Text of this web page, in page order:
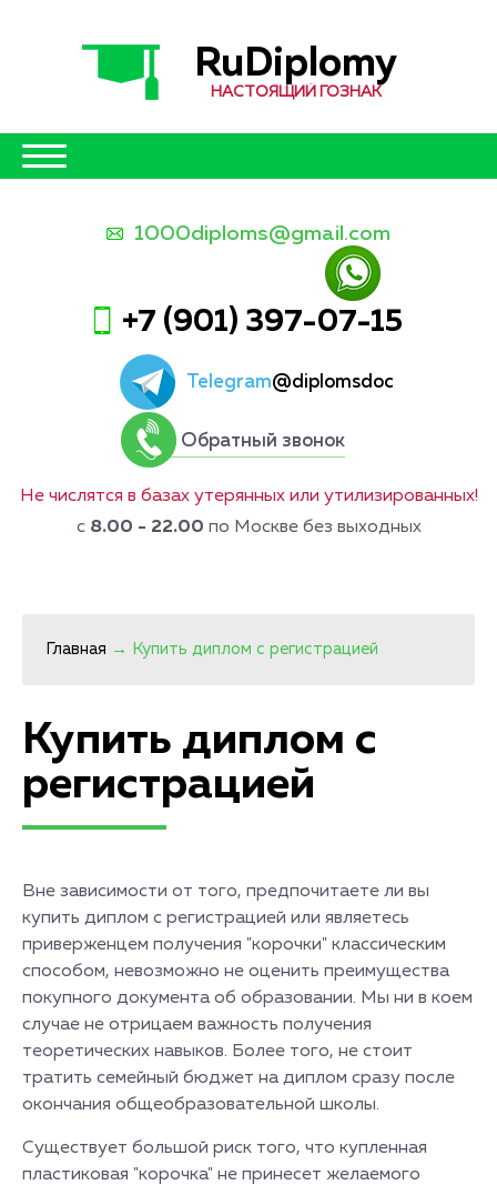
RuDiplomy
НАСТОЯЩИЙ ГОЗНАК
1000diploms@gmail.com
+7 (901) 397-07-15
Telegram@diplomsdoc
Обратный звонок
Не числятся в базах утерянных или утилизированных!
с 8.00 - 22.00 по Москве без выходных
Главная → Купить диплом с регистрацией
Купить диплом с
регистрацией
Вне зависимости от того, предпочитаете ли вы
купить диплом с регистрацией или являетесь
приверженцем получения "корочки" классическим
способом, невозможно не оценить преимущества
покупного документа об образовании. Мы ни в коем
случае не отрицаем важность получения
теоретических навыков. Более того, не стоит
тратить семейный бюджет на диплом сразу после
окончания общеобразовательной школы.
Существует большой риск того, что купленная
пластиковая "корочка" не принесет желаемого